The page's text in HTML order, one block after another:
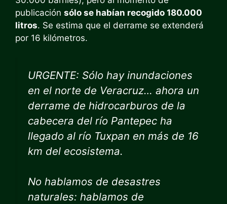
publicación sólo se habían recogido 180.000
litros. Se estima que el derrame se extenderá
por 16 kilómetros.
URGENTE: Sólo hay inundaciones
en el norte de Veracruz… ahora un
derrame de hidrocarburos de la
cabecera del río Pantepec ha
llegado al río Tuxpan en más de 16
km del ecosistema.
No hablamos de desastres
naturales: hablamos de